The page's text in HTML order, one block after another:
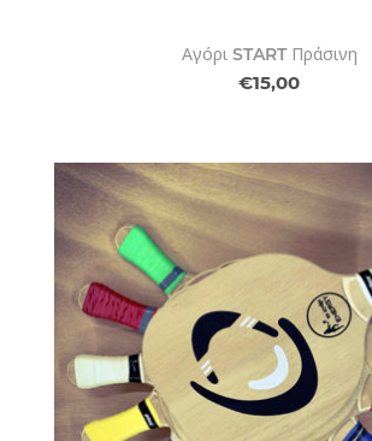
Αγόρι START Πράσινη
€15,00